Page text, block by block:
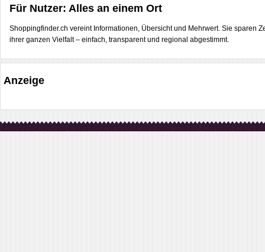
Für Nutzer: Alles an einem Ort
Shoppingfinder.ch vereint Informationen, Übersicht und Mehrwert. Sie sparen
ihrer ganzen Vielfalt – einfach, transparent und regional abgestimmt.
Anzeige